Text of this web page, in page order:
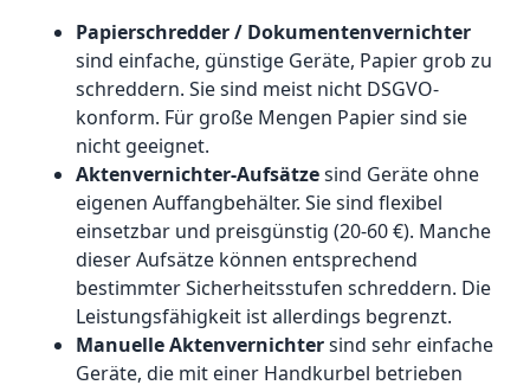
Papierschredder / Dokumentenvernichter
sind einfache, günstige Geräte, Papier grob zu
schreddern. Sie sind meist nicht DSGVO-
konform. Für große Mengen Papier sind sie
nicht geeignet.
Aktenvernichter-Aufsätzesind Geräte ohne
eigenen Auffangbehälter. Sie sind flexibel
einsetzbar und preisgünstig (20-60 €). Manche
dieser Aufsätze können entsprechend
bestimmter Sicherheitsstufen schreddern. Die
Leistungsfähigkeit ist allerdings begrenzt.
Manuelle Aktenvernichtersind sehr einfache
Geräte, die mit einer Handkurbel betrieben